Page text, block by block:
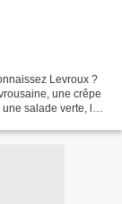
Levroux ?
une crêpe
salade verte, le